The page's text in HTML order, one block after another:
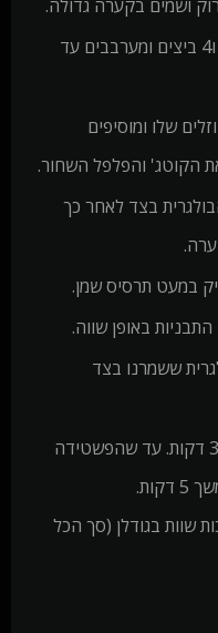
ושמים בקערה גדולה.
מוסיפים לקערה 4 כפות קמח ו4 ביצים ומערבבים עד
שלו ומוסיפים
הקוטג' והפלפל השחור.
בצד לאחר כך
ששמרנו בצד
מכניסים לתנור למשך 25 – 30 דקות. עד שהפשטידה
אחת מהתבניות ל6 חתיכות שוות בגודלן (סך הכל